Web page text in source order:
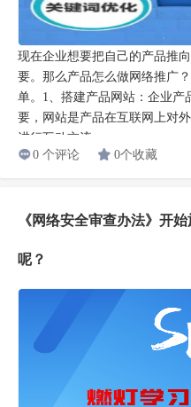
现在企业想要把自己的产品推
要。那么产品怎么做网络推广
单。1、搭建产品网站：企业
要，网站是产品在互联网上对
进行互动交流...
0 个评论
0个收藏
《网络安全审查办法》开
呢？